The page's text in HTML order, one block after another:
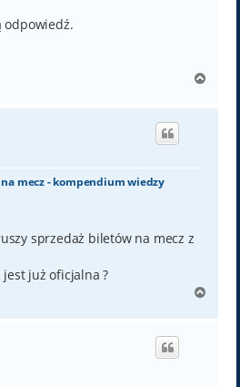
odpowiedź.
g
mecz - kompendium wiedzy
sprzedaż biletów na mecz z
już oficjalna ?
g